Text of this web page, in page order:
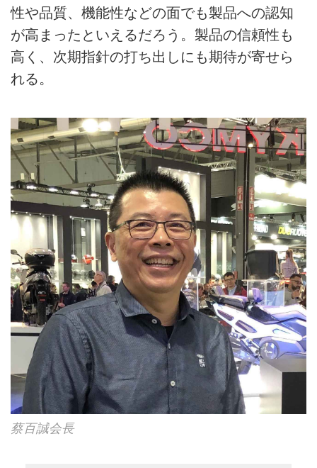
性や品質、機能性などの面でも製品への認知
が高まったといえるだろう。製品の信頼性も
高く、次期指針の打ち出しにも期待が寄せら
れる。
蔡百誠会長